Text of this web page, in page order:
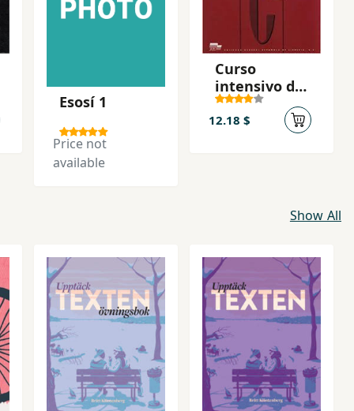
Esosí 1
Price not
available
Curso
intensivo de
Espanol :
Clave ,
12.18 $
Show All